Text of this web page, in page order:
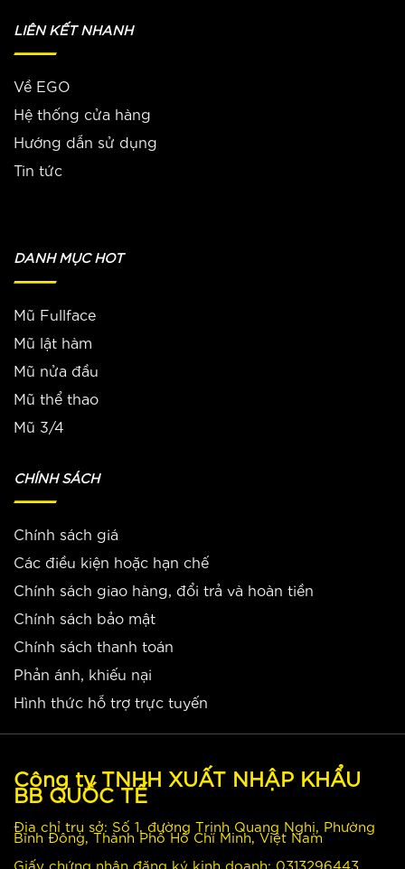
LIÊN KẾT NHANH
Về EGO
Hệ thống cửa hàng
Hướng dẫn sử dụng
Tin tức
DANH MỤC HOT
Mũ Fullface
Mũ lật hàm
Mũ nửa đầu
Mũ thể thao
Mũ 3/4
CHÍNH SÁCH
Chính sách giá
Các điều kiện hoặc hạn chế
Chính sách giao hàng, đổi trả và hoàn tiền
Chính sách bảo mật
Chính sách thanh toán
Phản ánh, khiếu nại
Hình thức hỗ trợ trực tuyến
Công ty TNHH XUẤT NHẬP KHẨU
BB QUỐC TẾ
Địa chỉ trụ sở: Số 1, đường Trịnh Quang Nghị, Phường
Bình Đông, Thành Phố Hồ Chí Minh, Việt Nam
Giấy chứng nhận đăng ký kinh doanh: 0313296443